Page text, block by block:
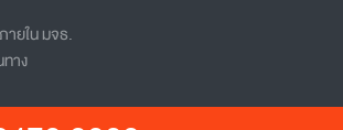
ยใน มจธ.
าง